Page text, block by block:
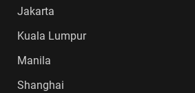
Jakarta
Kuala Lumpur
Manila
Shanghai